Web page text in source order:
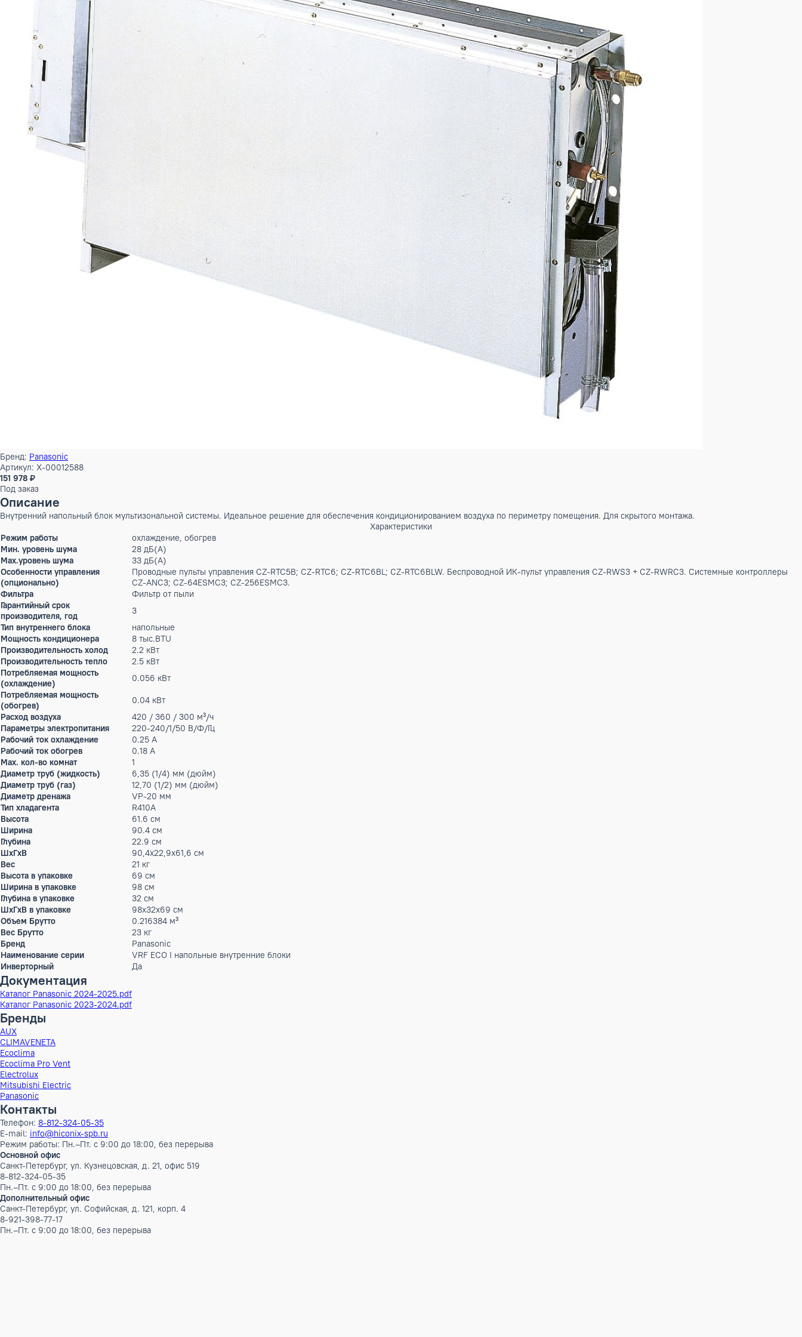
Бренд:Panasonic
Артикул: X-00012588
151 978 ₽
Под заказ
Описание
Внутренний напольный блок мультизональной системы. Идеальное решение для обеспечения кондиционированием воздуха по периметру помещения. Для скрытого монтажа.
Режим работы
охлаждение, обогрев
Мин. уровень шума
Max.уровень шума 33 дБ(А)
Особенности управления
(опционально)
Проводные пульты управления CZ-RTC5B; CZ-RTC6; CZ-RTC6BL; CZ-RTC6BLW. Беспроводной ИК-пульт управления CZ-RWS3 + CZ-RWRC3.
CZ-ANC3; CZ-64ESMC3; CZ-256ESMC3.
Фильтра
Фильтр от пыли
Гарантийный срок
производителя, год
3
Тип внутреннего блока
напольные
Мощность кондиционера
8 тыс.BTU
Производительность холод
2.2 кВт
Производительность тепло
2.5 кВт
Потребляемая мощность
(охлаждение)
0.056 кВт
Потребляемая мощность
(обогрев)
0.04 кВт
Расход воздуха
420 / 360 / 300 м³/ч
Параметры электропитания
220-240/1/50 В/Ф/Гц
Рабочий ток охлаждение
0.25 А
Рабочий ток обогрев
0.18 А
Max. кол-во комнат
1
Диаметр труб (жидкость)
6,35 (1/4) мм (дюйм)
Диаметр труб (газ)
12,70 (1/2) мм (дюйм)
Диаметр дренажа
VP-20 мм
Тип хладагента
R410A
Высота
Ширина
Глубина
ШxГxВ
Вес
Высота в упаковке
Ширина в упаковке
Глубина в упаковке
ШxГxВ в упаковке
Объем Брутто
Вес Брутто
Бренд
Наименование серии
Инверторный
Документация
Каталог Panasonic 2024-2025.pdf
Каталог Panasonic 2023-2024.pdf
Бренды
AUX
CLIMAVENETA
Ecoclima